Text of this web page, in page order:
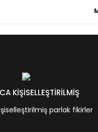
KİŞİSELLEŞTİRİLMİŞ
parlak fikirler